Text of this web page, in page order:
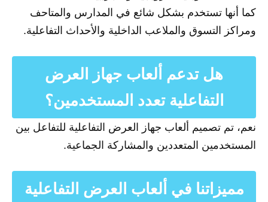
كما أنها تستخدم بشكل شائع في المدارس والمتاحف
ومراكز التسوق والملاعب الداخلية والأحداث التفاعلية.
هل تدعم ألعاب جهاز العرض
التفاعلية تعدد المستخدمين؟
نعم، تم تصميم ألعاب جهاز العرض التفاعلية للتفاعل بين
المستخدمين المتعددين والمشاركة الجماعية.
مميزاتنا في ألعاب العرض التفاعلية